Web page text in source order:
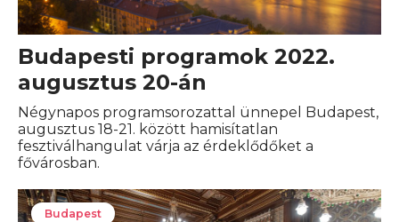
Budapesti programok 2022.
augusztus 20-án
Négynapos programsorozattal ünnepel Budapest,
augusztus 18-21. között hamisítatlan
fesztiválhangulat várja az érdeklődőket a
fővárosban.
Budapest